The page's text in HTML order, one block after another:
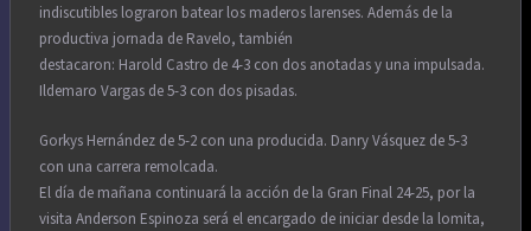
indiscutibles lograron batear los maderos larenses. Además de la
productiva jornada de Ravelo, también
destacaron: Harold Castro de 4-3 con dos anotadas y una impulsada.
Ildemaro Vargas de 5-3 con dos pisadas.
Gorkys Hernández de 5-2 con una producida. Danry Vásquez de 5-3
con una carrera remolcada.
El día de mañana continuará la acción de la Gran Final 24-25, por la
visita Anderson Espinoza será el encargado de iniciar desde la lomita,